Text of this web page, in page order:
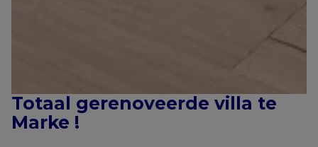
Totaal gerenoveerde villa te
Marke !